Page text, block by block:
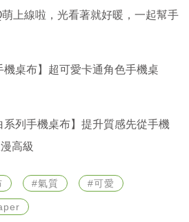
上線啦，光看著就好暖，一起幫手
機桌布】超可愛卡通角色手機桌
系列手機桌布】提升質感先從手機
高級
#氣質 #可愛